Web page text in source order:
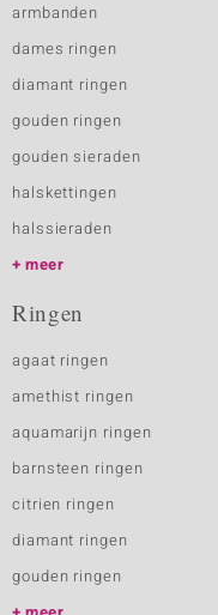
armbanden
dames ringen
diamant ringen
gouden ringen
gouden sieraden
halskettingen
halssieraden
meer
Ringen
agaat ringen
amethist ringen
aquamarijn ringen
barnsteen ringen
citrien ringen
diamant ringen
gouden ringen